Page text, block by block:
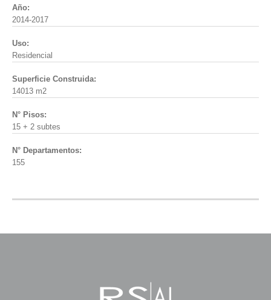
Año:
2014-2017
Uso:
Residencial
Superficie Construida:
14013 m2
N° Pisos:
15 + 2 subtes
N° Departamentos:
155